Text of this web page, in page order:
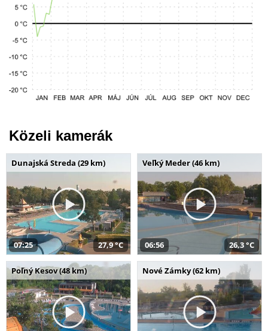
Közeli kamerák
Dunajská Streda (29 km)
07:25 27,9 °C
Veľký Meder (46 km)
06:56 26,3 °C
Poľný Kesov (48 km) Nové Zámky (62 km)